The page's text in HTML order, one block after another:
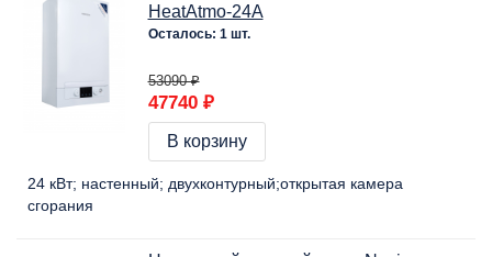
HeatAtmo-24A
Осталось: 1 шт.
53090 ₽
47740 ₽
В корзину
24 кВт настенный двухконтурный открытая камера
сгорания